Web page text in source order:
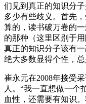
们见到真正的知识分
多少有些歧义。首先
算的，读书破万卷的
的那种（这里区别于
真正的知识分子该有
绝大多数显得个性，
崔永元在2008年接受
人。“我一直想做一个
血性，还需要有知识